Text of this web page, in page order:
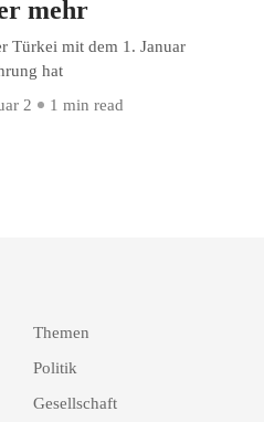
mehr
Türkei mit dem 1. Januar
hat
2 1 min read
Themen
Politik
Gesellschaft